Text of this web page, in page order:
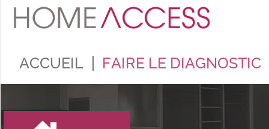
ACCUEIL FAIRE LE DIAGNOSTIC